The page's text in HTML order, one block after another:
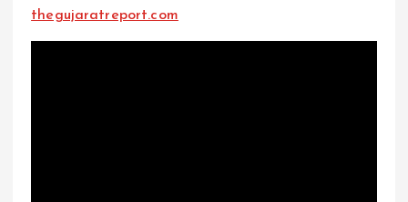
thegujaratreport.com